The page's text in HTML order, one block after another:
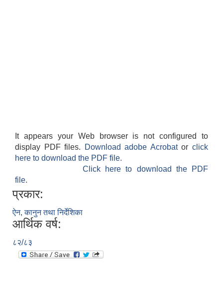
It appears your Web browser is not configured to
display PDF files.
Download adobe Acrobatorclick
here to download the PDF file.
Click here to download the PDF
file.
प्रकार:
ऐन, कानुन तथा निर्देशिका
आर्थिक वर्ष:
८२/८३